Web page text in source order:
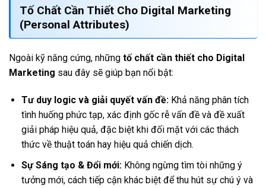
Tố Chất Cần Thiết Cho Digital Marketing
(Personal Attributes)
Ngoài kỹ năng cứng, những tố chất cần thiết cho Digital
Marketing sau đây sẽ giúp bạn nổi bật:
Tư duy logic và giải quyết vấn đề:Khả năng phân tích
tình huống phức tạp, xác định gốc rễ vấn đề và đề xuất
giải pháp hiệu quả, đặc biệt khi đối mặt với các thách
thức về thuật toán hay hiệu quả chiến dịch.
Sự Sáng tạo & Đổi mới:Không ngừng tìm tòi những ý
tưởng mới, cách tiếp cận khác biệt để thu hút sự chú ý và